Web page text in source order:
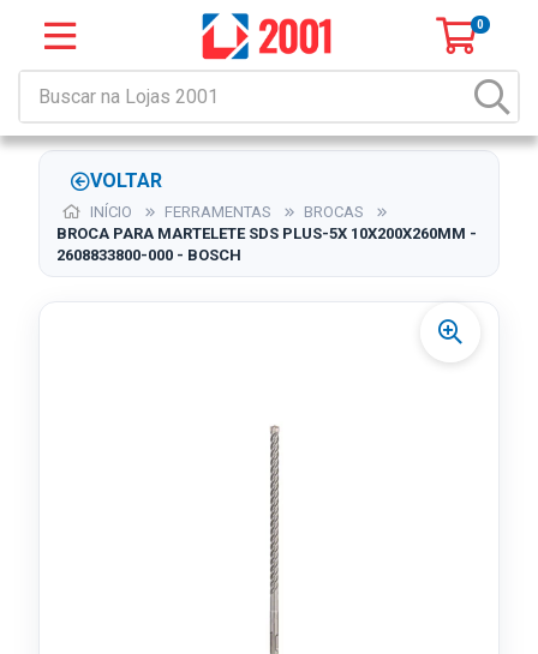
0
VOLTAR
INÍCIO FERRAMENTAS
BROCAS
BROCA PARA MARTELETE SDS PLUS-5X 10X200X260MM -
2608833800-000 - BOSCH